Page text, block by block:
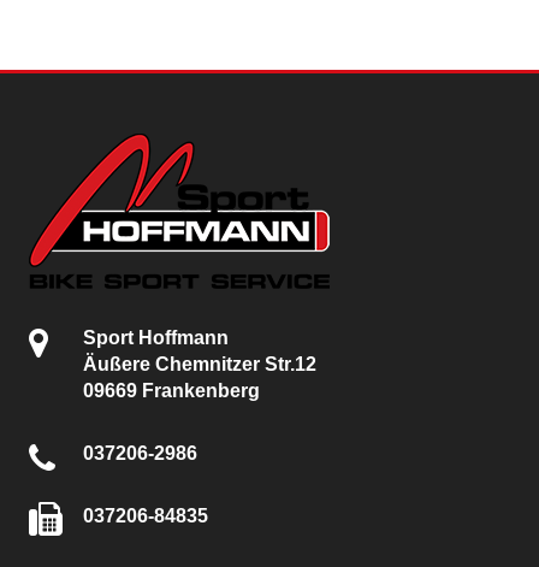
Sport Hoffmann
Äußere Chemnitzer Str.12
09669 Frankenberg
037206-2986
037206-84835